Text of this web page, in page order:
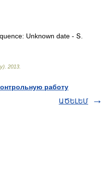
Unknown date - Տ.
2013
работу
ԱԾԵԼԵՄ